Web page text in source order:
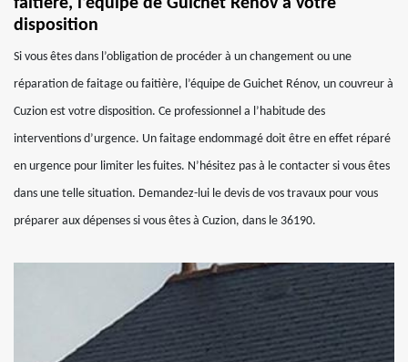
faitière, l’équipe de Guichet Rénov à votre
disposition
Si vous êtes dans l’obligation de procéder à un changement ou une
réparation de faitage ou faitière, l’équipe de Guichet Rénov, un couvreur à
Cuzion est votre disposition. Ce professionnel a l’habitude des
interventions d’urgence. Un faitage endommagé doit être en effet réparé
en urgence pour limiter les fuites. N’hésitez pas à le contacter si vous êtes
dans une telle situation. Demandez-lui le devis de vos travaux pour vous
préparer aux dépenses si vous êtes à Cuzion, dans le 36190.